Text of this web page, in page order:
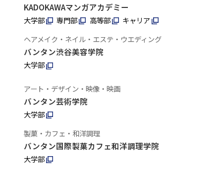
KADOKAWAマンガアカデミー
大学部 専門部 高等部
キャリア
ヘアメイク・ネイル・エステ・ウエディング
バンタン渋谷美容学院
大学部
アート・デザイン・映像・映画
バンタン芸術学院
大学部
製菓・カフェ・和洋調理
バンタン国際製菓カフェ和洋調理学院
大学部